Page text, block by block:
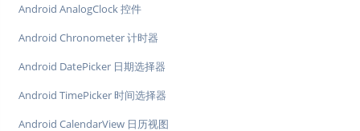
Android AnalogClock 控件
Android Chronometer 计时器
Android DatePicker 日期选择器
Android TimePicker 时间选择器
Android CalendarView 日历视图